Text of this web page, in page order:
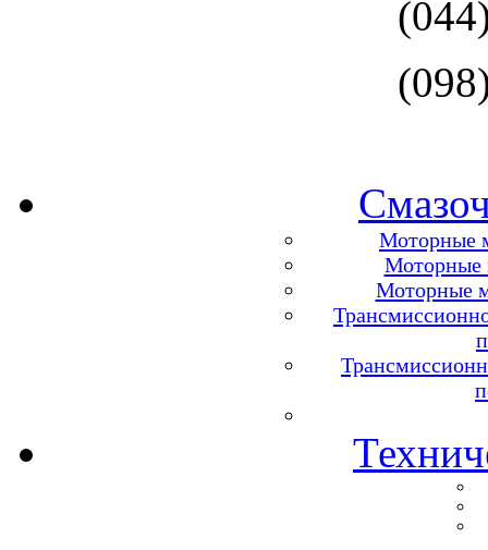
Моторные
Моторные
Моторные